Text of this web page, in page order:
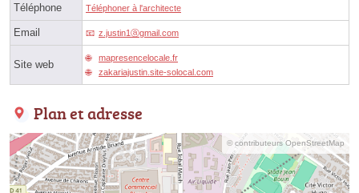
Téléphone Téléphoner à l'architecte
Email z.justin1ⓐgmail.com
Site web
mapresencelocale.fr
zakariajustin.site-solocal.com
Plan et adresse
© contributeurs OpenStreetMap